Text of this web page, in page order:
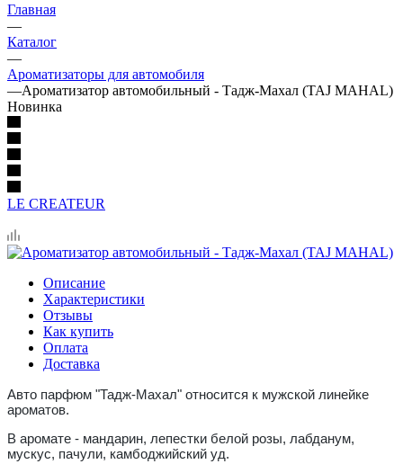
Главная
—
Каталог
—
Ароматизаторы для автомобиля
—Ароматизатор автомобильный - Тадж-Махал (TAJ MAHAL)
Новинка
LE CREATEUR
Описание
Характеристики
Отзывы
Как купить
Оплата
Доставка
Авто парфюм "Тадж-Махал" относится к мужской линейке
ароматов.
В аромате - мандарин, лепестки белой розы, лабданум,
мускус, пачули, камбоджийский уд.